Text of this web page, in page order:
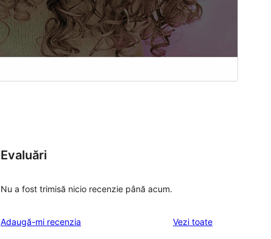
Evaluări
Nu a fost trimisă nicio recenzie până acum.
Adaugă-mi recenzia Vezi toaterecenziile